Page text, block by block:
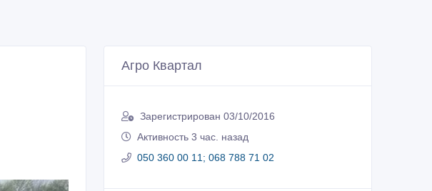
Агро Квартал
Зарегистрирован 03/10/2016
Активность 3 час. назад
050 360 00 11; 068 788 71 02